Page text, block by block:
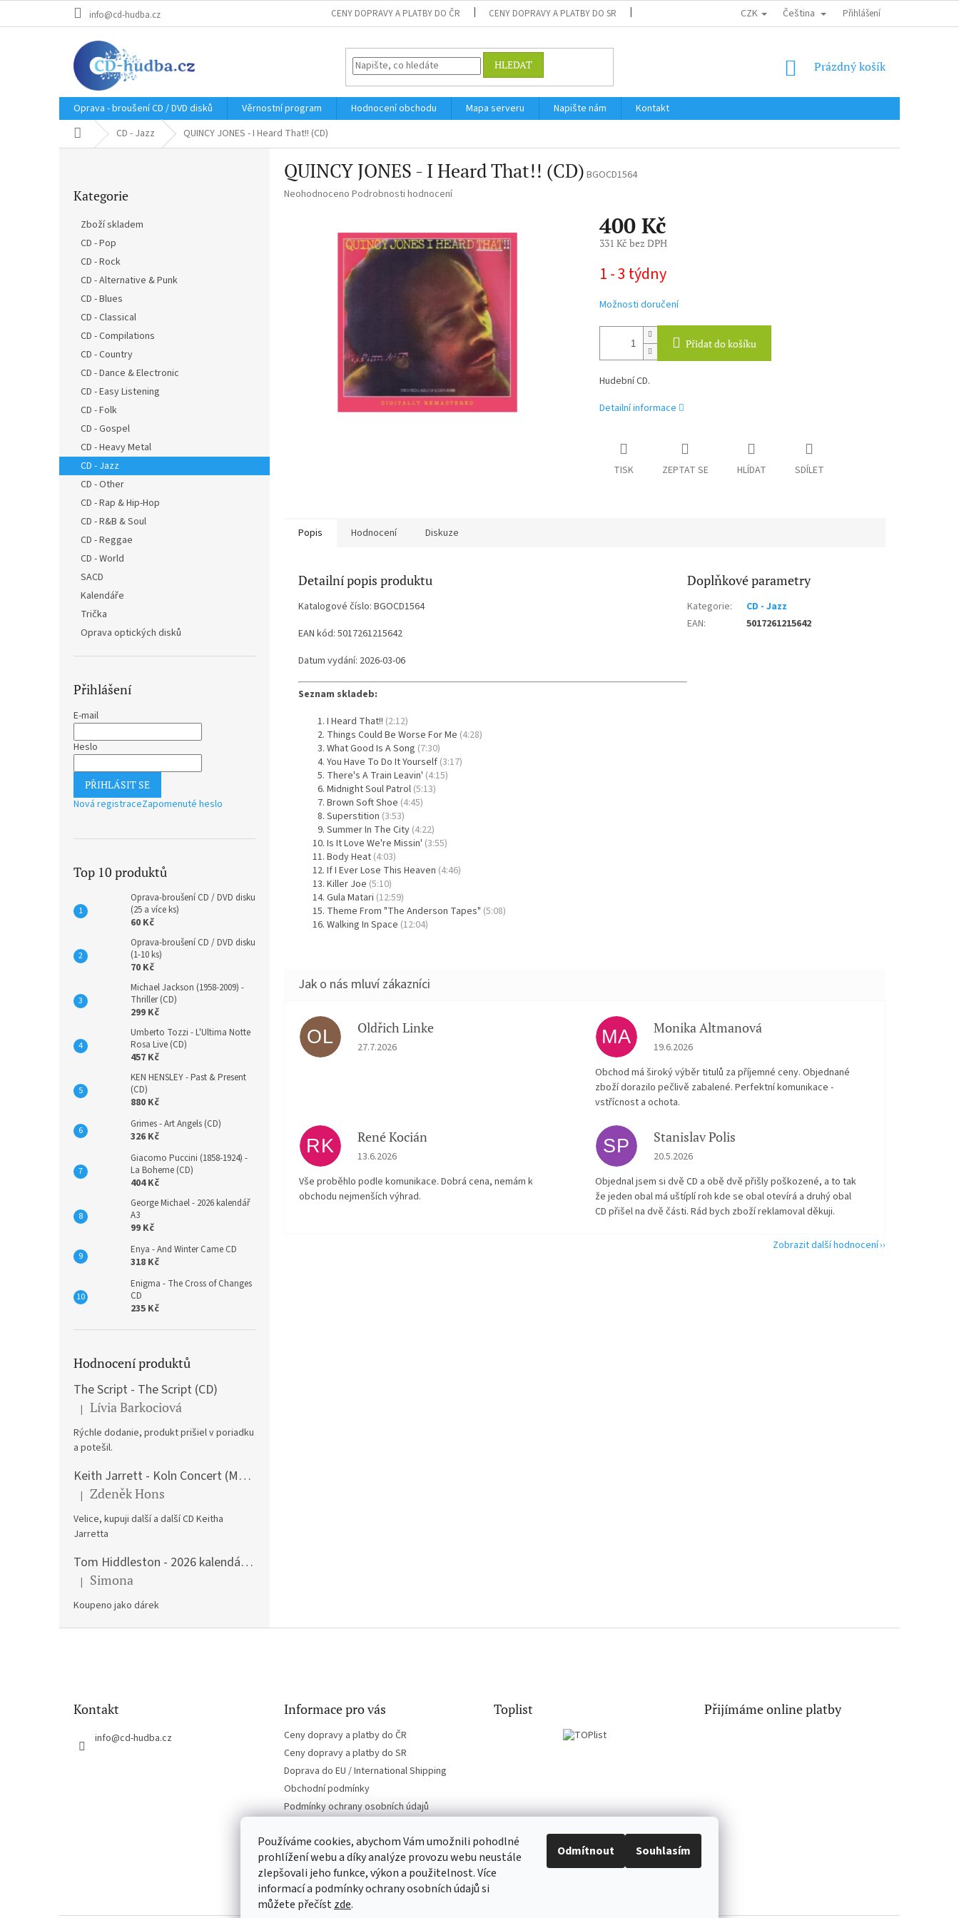
Používáme cookies, abychom Vám umožnili pohodlné
prohlížení webu a díky analýze provozu webu neustále
zlepšovali jeho funkce, výkon a použitelnost. Více
informací a podmínky ochrany osobních údajů si
můžete přečístzde.
Odmítnout Souhlasím
info@cd-hudba.cz CENY DOPRAVY A PLATBY DO ČR CENY DOPRAVY A PLATBY DO SR DOPRAVA DO EU / INTERNATIONAL SHIPPING OBCHODNÍ PODMÍNKY
CZK Čeština Přihlášení
HLEDAT
NÁKUPNÍ
Prázdný košík
Oprava - broušení CD / DVD disků Věrnostní program Hodnocení obchodu Mapa serveru Napište nám
Kontakt
Domů CD - Jazz QUINCY JONES - I Heard That!! (CD)
kategorie
Kategorie
Zboží skladem
CD - Pop
CD - Rock
CD - Alternative & Punk
CD - Blues
CD - Classical
CD - Compilations
CD - Country
CD - Dance & Electronic
CD - Easy Listening
CD - Folk
CD - Gospel
CD - Heavy Metal
CD - Jazz
CD - Other
CD - Rap & Hip-Hop
CD - R&B & Soul
CD - Reggae
CD - World
SACD
Kalendáře
Trička
Oprava optických disků
Přihlášení
E-mail
Heslo
PŘIHLÁSIT SE
Nová registraceZapomenuté heslo
Top 10 produktů
Oprava-broušení CD / DVD disku
(25 a více ks)
60 Kč
Oprava-broušení CD / DVD disku
(1-10 ks)
70 Kč
Michael Jackson (1958-2009) -
Thriller (CD)
299 Kč
Umberto Tozzi - L'Ultima Notte
Rosa Live (CD)
457 Kč
KEN HENSLEY - Past & Present
(CD)
880 Kč
Grimes - Art Angels (CD)
326 Kč
Giacomo Puccini (1858-1924) -
La Boheme (CD)
404 Kč
George Michael - 2026 kalendář
A3
99 Kč
Enya - And Winter Came CD
318 Kč
Enigma - The Cross of Changes
CD
235 Kč
Hodnocení produktů
The Script - The Script (CD)
Hodnocení produktu je 5 z 5 hvězdiček.
| Lívia Barkociová
Rýchle dodanie, produkt prišiel v poriadku
a potešil.
Keith Jarrett - Koln Concert (Music CD)
Hodnocení produktu je 5 z 5 hvězdiček.
| Zdeněk Hons
Velice, kupuji další a další CD Keitha
Jarretta
Tom Hiddleston - 2026 kalendář A3
Hodnocení produktu je 5 z 5 hvězdiček.
| Simona
Koupeno jako dárek
QUINCY JONES - I Heard That!! (CD) BGOCD1564
Průměrné
Neohodnoceno Podrobnosti hodnocení
400 Kč
331 Kč bez DPH
cena:
1 - 3 týdny
Možnosti doručení
Přidat do košíku
Hudební CD.
Detailní informace
TISK ZEPTAT SE HLÍDAT SDÍLET
Popis Hodnocení Diskuze
Detailní popis produktu
Katalogové číslo: BGOCD1564
EAN kód: 5017261215642
Datum vydání: 2026-03-06
Seznam skladeb:
I Heard That!! (2:12)
Things Could Be Worse For Me (4:28)
What Good Is A Song (7:30)
You Have To Do It Yourself (3:17)
There's A Train Leavin' (4:15)
Midnight Soul Patrol (5:13)
Brown Soft Shoe (4:45)
Superstition (3:53)
Summer In The City (4:22)
Is It Love We're Missin' (3:55)
Body Heat (4:03)
If I Ever Lose This Heaven (4:46)
Killer Joe (5:10)
Gula Matari (12:59)
Theme From "The Anderson Tapes" (5:08)
Walking In Space (12:04)
Doplňkové parametry
Kategorie:
CD - Jazz
EAN: 5017261215642
OL Oldřich Linke
Hodnocení obchodu je 5 z 5 hvězdiček.
27.7.2026 MA Monika Altmanová
Hodnocení obchodu je 5 z 5 hvězdiček.
19.6.2026
Obchod má široký výběr titulů za příjemné ceny. Objednané
zboží dorazilo pečlivě zabalené. Perfektní komunikace -
vstřícnost a ochota.
RK René Kocián
Hodnocení obchodu je 5 z 5 hvězdiček.
13.6.2026
Vše proběhlo podle komunikace. Dobrá cena, nemám k
obchodu nejmenších výhrad.
SP Stanislav Polis
Hodnocení obchodu je 2 z 5 hvězdiček.
20.5.2026
Objednal jsem si dvě CD a obě dvě přišly poškozené, a to tak
že jeden obal má uštíplí roh kde se obal otevírá a druhý obal
CD přišel na dvě části. Rád bych zboží reklamoval děkuji.
Zobrazit další hodnocení
Kontakt
info@cd-hudba.cz
Informace pro vás
Ceny dopravy a platby do ČR
Ceny dopravy a platby do SR
Doprava do EU / International Shipping
Obchodní podmínky
Podmínky ochrany osobních údajů
Toplist Přijímáme online platby
EN-filmy.cz CD-Soundtrack.cz